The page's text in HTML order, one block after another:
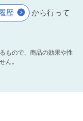
歴
から行って
もので、商品の効果や性
ん。